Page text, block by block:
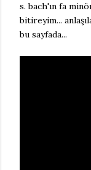
s. bach'ın fa
bitireyim...
bu sayfada...